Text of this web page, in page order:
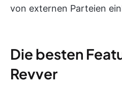
von externen Parteien
Die besten
Revver